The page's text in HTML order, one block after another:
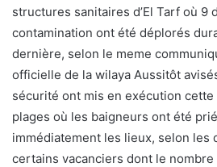
structures sanitaires d’El Tarf où 9
contamination ont été déplorés
dernière, selon le meme
officielle de la wilaya Aussitôt
sécurité ont mis en exécution
plages où les baigneurs ont été
immédiatement les lieux, selon les
certains vacanciers dont le